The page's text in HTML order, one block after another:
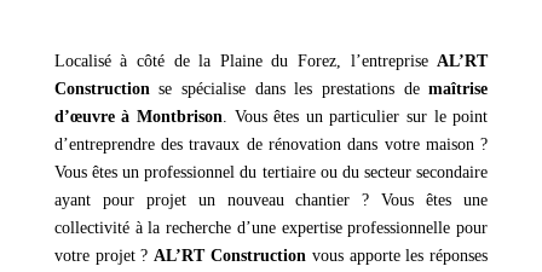
Localisé à côté de la Plaine du Forez, l’entreprise AL’RT
Construction se spécialise dans les prestations demaîtrise
d’œuvre à Montbrison . Vous êtes un particulier sur le point
d’entreprendre des travaux de rénovation dans votre maison ?
Vous êtes un professionnel du tertiaire ou du secteur secondaire
ayant pour projet un nouveau chantier ? Vous êtes une
collectivité à la recherche d’une expertise professionnelle pour
votre projet ? AL’RT Construction vous apporte les réponses